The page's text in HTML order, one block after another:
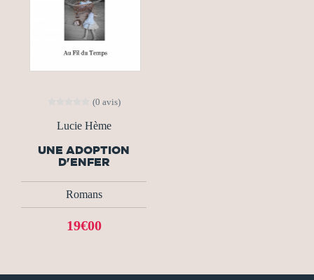
(0 avis)
Lucie Hème
UNE ADOPTION
D'ENFER
Romans
19€00